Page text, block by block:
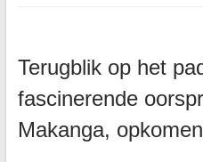
Terugblik op het
fascinerende
Makanga,